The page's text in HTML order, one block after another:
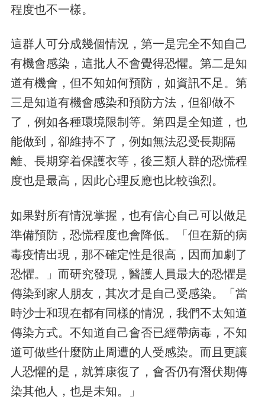
程度也不一樣。
這群人可分成幾個情況，第一是完全不知自己
有機會感染，這批人不會覺得恐懼。第二是知
道有機會，但不知如何預防，如資訊不足。第
三是知道有機會感染和預防方法，但卻做不
了，例如各種環境限制等。第四是全知道，也
能做到，卻維持不了，例如無法忍受長期隔
離、長期穿着保護衣等，後三類人群的恐慌程
度也是最高，因此心理反應也比較強烈。
如果對所有情況掌握，也有信心自己可以做足
準備預防，恐慌程度也會降低。「但在新的病
毒疫情出現，那不確定性是很高，因而加劇了
恐懼。」而研究發現，醫護人員最大的恐懼是
傳染到家人朋友，其次才是自己受感染。「當
時沙士和現在都有同樣的情況，我們不太知道
傳染方式。不知道自己會否已經帶病毒，不知
道可做些什麼防止周遭的人受感染。而且更讓
人恐懼的是，就算康復了，會否仍有潛伏期傳
染其他人，也是未知。」